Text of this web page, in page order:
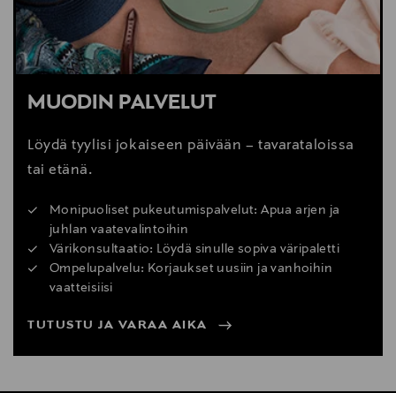
MUODIN PALVELUT
Löydä tyylisi jokaiseen päivään – tavarataloissa
tai etänä.
Monipuoliset pukeutumispalvelut: Apua arjen ja
juhlan vaatevalintoihin
Värikonsultaatio: Löydä sinulle sopiva väripaletti
Ompelupalvelu: Korjaukset uusiin ja vanhoihin
vaatteisiisi
TUTUSTU JA VARAA AIKA